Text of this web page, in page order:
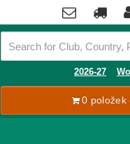
2026-27
0 položek